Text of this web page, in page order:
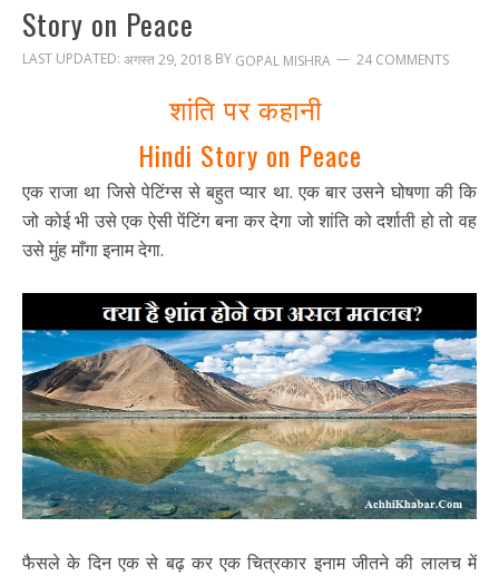
Story on Peace
LAST UPDATED: अगस्त 29, 2018 BY GOPAL MISHRA 24 COMMENTS
शांति पर कहानी
Hindi Story on Peace
एक राजा था जिसे पेटिंग्स से बहुत प्यार था. एक बार उसने घोषणा की कि
जो कोई भी उसे एक ऐसी पेंटिंग बना कर देगा जो शांति को दर्शाती हो तो वह
उसे मुंह माँगा इनाम देगा.
फैसले के दिन एक से बढ़ कर एक चित्रकार इनाम जीतने की लालच में